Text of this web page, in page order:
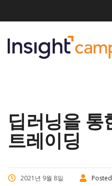
딥러닝을 통
트레이딩
2021년 9월 8일